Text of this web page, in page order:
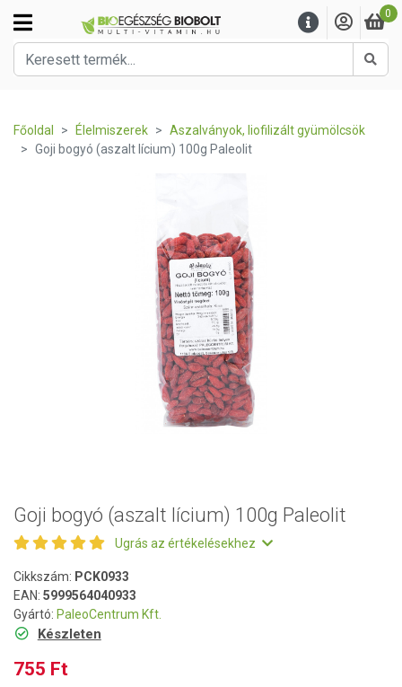
0
Főoldal Élelmiszerek
Aszalványok, liofilizált gyümölcsök
Goji bogyó (aszalt lícium) 100g Paleolit
Goji bogyó (aszalt lícium) 100g Paleolit
Ugrás az értékelésekhez
Cikkszám: PCK0933
EAN: 5999564040933
Gyártó: PaleoCentrum Kft.
Készleten
755 Ft